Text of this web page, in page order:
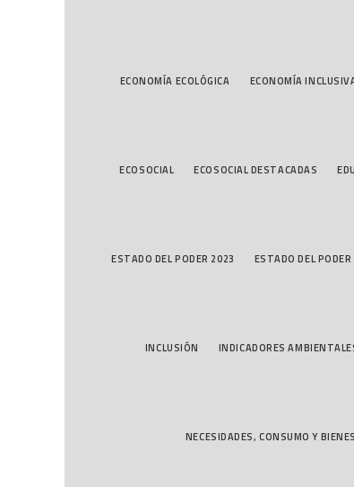
ECONOMÍA ECOLÓGICA ECONOMÍA
ECOSOCIAL ECOSOCIAL DESTACADAS
ESTADO DEL PODER 2023 ESTADO DEL
INCLUSIÓN INDICADORES
NECESIDADES, CONSUMO Y